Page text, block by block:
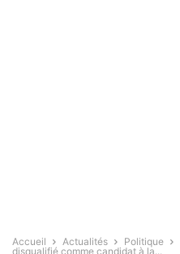
Accueil Actualités Politique
disqualifié comme candidat à la...